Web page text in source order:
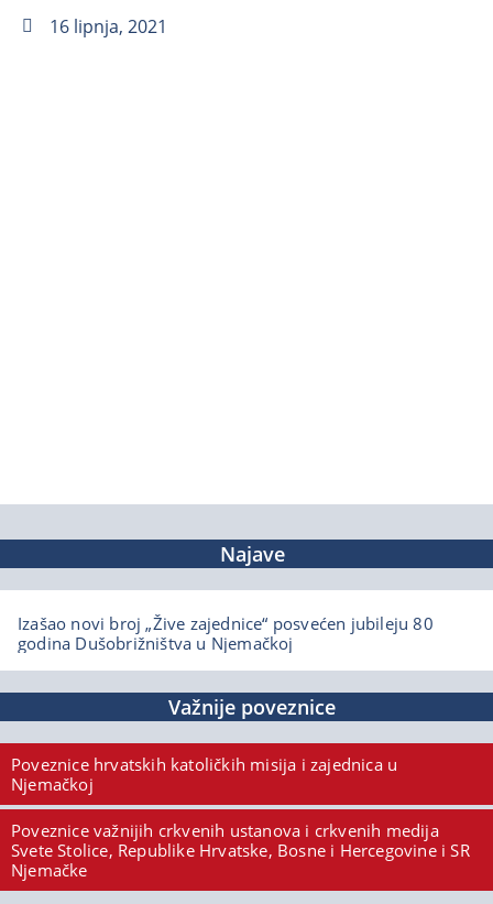
16 lipnja, 2021
Najave
Izašao novi broj „Žive zajednice“ posvećen jubileju 80
godina Dušobrižništva u Njemačkoj
Važnije poveznice
Poveznice hrvatskih katoličkih misija i zajednica u
Njemačkoj
Poveznice važnijih crkvenih ustanova i crkvenih medija
Svete Stolice, Republike Hrvatske, Bosne i Hercegovine i SR
Njemačke